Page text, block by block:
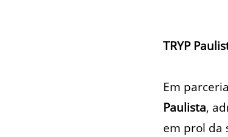
TRYP
Em
Paulista,
em prol da